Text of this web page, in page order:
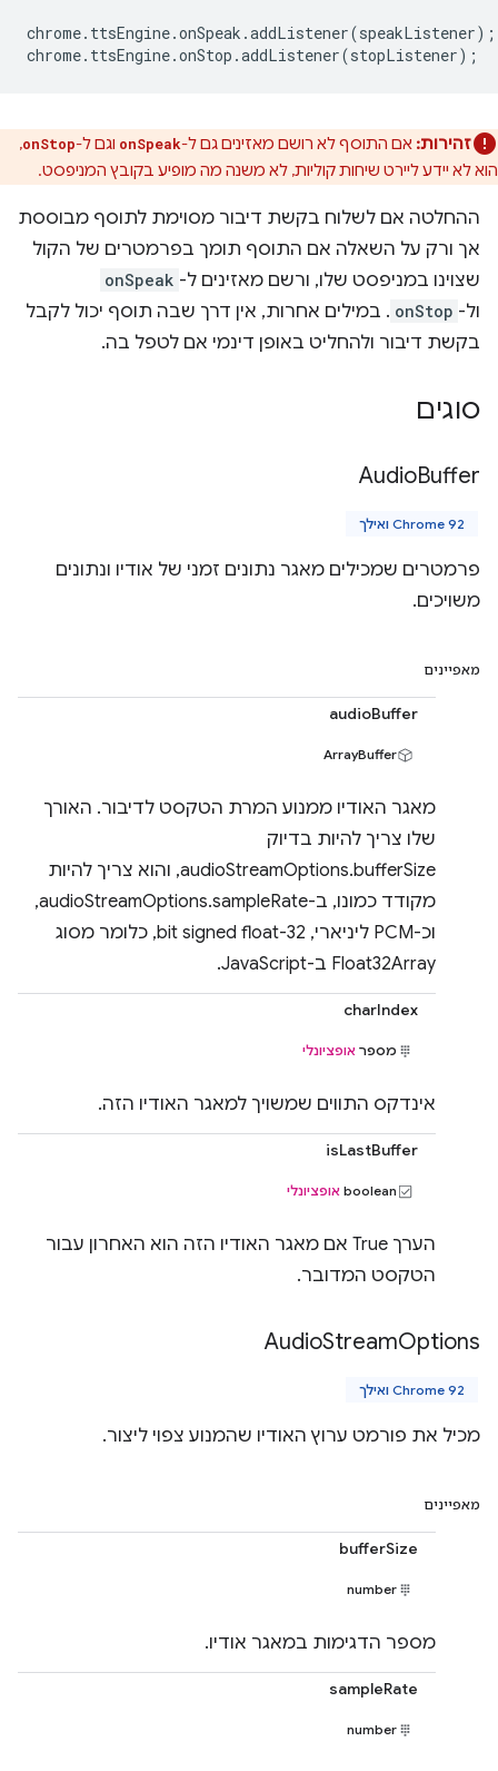
chrome. ttsEngine.onSpeak .addListener(speakListener);
chrome. ttsEngine.onStop .addListener(stopListener);
זהירות: אם התוסף לא רושם מאזינים גם ל-onSpeak וגם ל-onStop
,
הוא לא יידע ליירט שיחות קוליות, לא משנה מה מופיע בקובץ המניפסט.
ההחלטה אם לשלוח בקשת דיבור מסוימת לתוסף מבוססת
אך ורק על השאלה אם התוסף תומך בפרמטרים של הקול
שצוינו במניפסט שלו, ורשם מאזינים ל- onSpeak
ול- onStop . במילים אחרות, אין דרך שבה תוסף יכול לקבל
בקשת דיבור ולהחליט באופן דינמי אם לטפל בה.
סוגים
AudioBuffer
Chrome 92 ואילך
פרמטרים שמכילים מאגר נתונים זמני של אודיו ונתונים
משויכים.
מאפיינים
audioBuffer
ArrayBuffer
מאגר האודיו ממנוע המרת הטקסט לדיבור. האורך
שלו צריך להיות בדיוק
audioStreamOptions.bufferSize, והוא צריך להיות
מקודד כמונו, ב-audioStreamOptions.sampleRate,
וכ-PCM ליניארי, 32-bit signed float, כלומר מסוג
Float32Array ב-JavaScript.
charIndex
מספר אופציונלי
אינדקס התווים שמשויך למאגר האודיו הזה.
isLastBuffer
boolean אופציונלי
הערך True אם מאגר האודיו הזה הוא האחרון עבור
הטקסט המדובר.
AudioStreamOptions
Chrome 92 ואילך
מכיל את פורמט ערוץ האודיו שהמנוע צפוי ליצור.
מאפיינים
bufferSize
number
מספר הדגימות במאגר אודיו.
sampleRate
number